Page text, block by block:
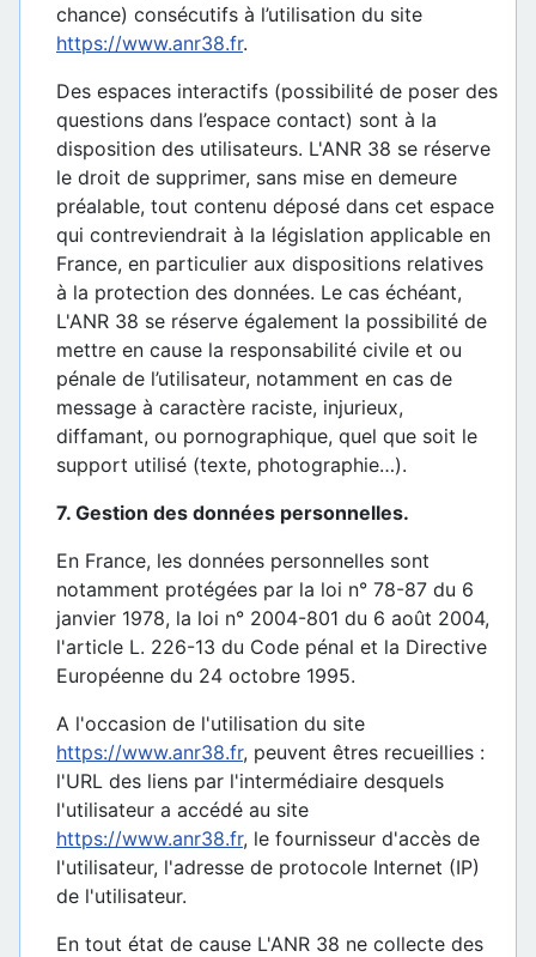
chance) consécutifs à l’utilisation du site
https://www.anr38.fr.
Des espaces interactifs (possibilité de poser des
questions dans l’espace contact) sont à la
disposition des utilisateurs. L'ANR 38 se réserve
le droit de supprimer, sans mise en demeure
préalable, tout contenu déposé dans cet espace
qui contreviendrait à la législation applicable en
France, en particulier aux dispositions relatives
à la protection des données. Le cas échéant,
L'ANR 38 se réserve également la possibilité de
mettre en cause la responsabilité civile et ou
pénale de l’utilisateur, notamment en cas de
message à caractère raciste, injurieux,
diffamant, ou pornographique, quel que soit le
support utilisé (texte, photographie…).
7. Gestion des données personnelles.
En France, les données personnelles sont
notamment protégées par la loi n° 78-87 du 6
janvier 1978, la loi n° 2004-801 du 6 août 2004,
l'article L. 226-13 du Code pénal et la Directive
Européenne du 24 octobre 1995.
A l'occasion de l'utilisation du site
https://www.anr38.fr, peuvent êtres recueillies :
l'URL des liens par l'intermédiaire desquels
l'utilisateur a accédé au site
https://www.anr38.fr, le fournisseur d'accès de
l'utilisateur, l'adresse de protocole Internet (IP)
de l'utilisateur.
En tout état de cause L'ANR 38 ne collecte des